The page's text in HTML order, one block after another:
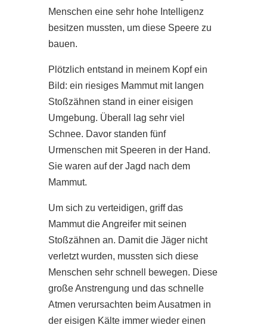
Menschen eine sehr hohe Intelligenz
besitzen mussten, um diese Speere zu
bauen.
Plötzlich entstand in meinem Kopf ein
Bild: ein riesiges Mammut mit langen
Stoßzähnen stand in einer eisigen
Umgebung. Überall lag sehr viel
Schnee. Davor standen fünf
Urmenschen mit Speeren in der Hand.
Sie waren auf der Jagd nach dem
Mammut.
Um sich zu verteidigen, griff das
Mammut die Angreifer mit seinen
Stoßzähnen an. Damit die Jäger nicht
verletzt wurden, mussten sich diese
Menschen sehr schnell bewegen. Diese
große Anstrengung und das schnelle
Atmen verursachten beim Ausatmen in
der eisigen Kälte immer wieder einen